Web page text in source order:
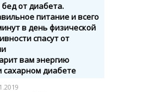
бед от диабета.
питание и всего
в день физической
спасут от
вам энергию
сахарном диабете